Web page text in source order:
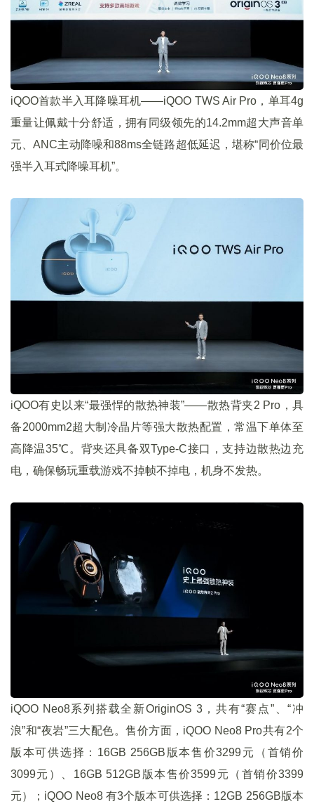
iQOO首款半入耳降噪耳机——iQOO TWS Air Pro，单耳4g
重量让佩戴十分舒适，拥有同级领先的14.2mm超大声音单
元、ANC主动降噪和88ms全链路超低延迟，堪称“同价位最
强半入耳式降噪耳机”。
iQOO有史以来“最强悍的散热神装”——散热背夹2 Pro，具
备2000mm2超大制冷晶片等强大散热配置，常温下单体至
高降温35℃。背夹还具备双Type-C接口，支持边散热边充
电，确保畅玩重载游戏不掉帧不掉电，机身不发热。
iQOO Neo8系列搭载全新OriginOS 3，共有“赛点”、“冲
浪”和“夜岩”三大配色。售价方面，iQOO Neo8 Pro共有2个
版本可供选择：16GB 256GB版本售价3299元（首销价
3099元）、16GB 512GB版本售价3599元（首销价3399
元）；iQOO Neo8 有3个版本可供选择：12GB 256GB版本